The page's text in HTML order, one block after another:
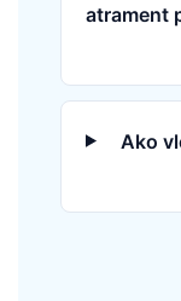
atrament
Ako